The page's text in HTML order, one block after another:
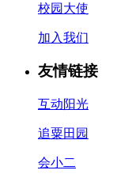
校园大使
加入我们
友情链接
互动阳光
追粟田园
会小二